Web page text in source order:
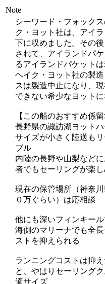
Note
シーワード・フォック
ク・ヨット社は、アイ
下に収めました。その
されて、アイランドパ
るアイランドパケット
ヘイク・ヨット社の製
スは製造中止になり、
できない希少なヨットに
【この船のおすすめ係留
長野県の諏訪湖ヨット
サイズが小さく陸送も
ブル
内陸の長野や山梨など
者でもセーリングが楽
現在の保管場所（神奈
０万ぐらい）は応相談
他にも深いフィンキー
海側のマリーナでも全
ストを抑えられる
ランニングコストは抑
と、やはりセーリング
適サイズ